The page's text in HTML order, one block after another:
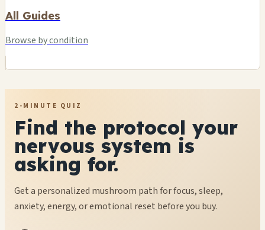
All Guides
Browse by condition
2-MINUTE QUIZ
Find the protocol your
nervous system is
asking for.
Get a personalized mushroom path for focus, sleep,
anxiety, energy, or emotional reset before you buy.